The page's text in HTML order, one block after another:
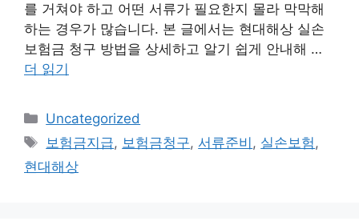
를 거쳐야 하고 어떤 서류가 필요한지 몰라 막막해
하는 경우가 많습니다. 본 글에서는 현대해상 실손
보험금 청구 방법을 상세하고 알기 쉽게 안내해 …
더 읽기
카
테
리
Uncategorized
태
그
보험금지급, 보험금청구, 서류준비 , 실손보험,
현대해상